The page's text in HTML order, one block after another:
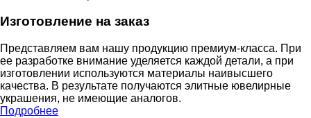
Изготовление на заказ
Представляем вам нашу продукцию премиум-класса. При
ее разработке внимание уделяется каждой детали, а при
изготовлении используются материалы наивысшего
качества. В результате получаются элитные ювелирные
украшения, не имеющие аналогов.
Подробнее